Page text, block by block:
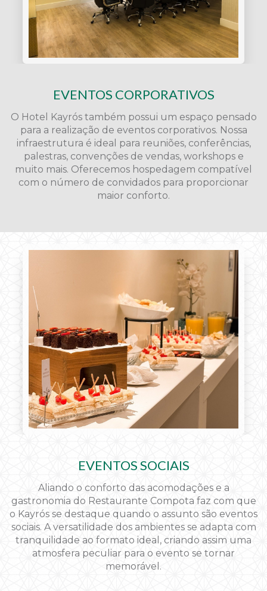
EVENTOS CORPORATIVOS
O Hotel Kayrós também possui um espaço pensado
para a realização de eventos corporativos. Nossa
infraestrutura é ideal para reuniões, conferências,
palestras, convenções de vendas, workshops e
muito mais. Oferecemos hospedagem compatível
com o número de convidados para proporcionar
maior conforto.
EVENTOS SOCIAIS
Aliando o conforto das acomodações e a
gastronomia do Restaurante Compota faz com que
o Kayrós se destaque quando o assunto são eventos
sociais. A versatilidade dos ambientes se adapta com
tranquilidade ao formato ideal, criando assim uma
atmosfera peculiar para o evento se tornar
memorável.